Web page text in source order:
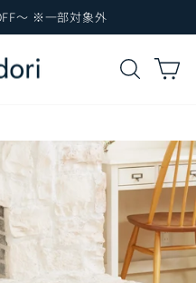
を
～ ※一部対象外
検索